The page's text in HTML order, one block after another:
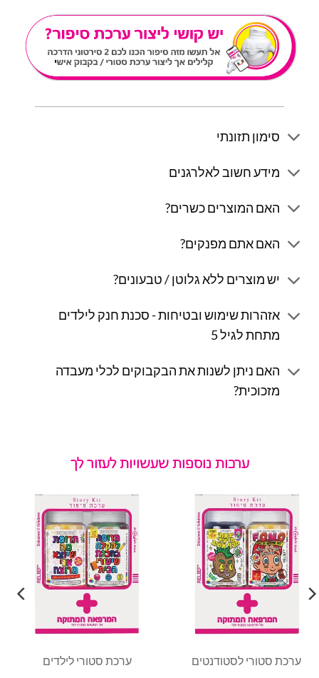
סימון תזונתי
מידע חשוב לאלרגנים
האם המוצרים כשרים?
האם אתם מפנקים?
יש מוצרים ללא גלוטן / טבעונים?
אזהרות שימוש ובטיחות - סכנת חנק לילדים
מתחת לגיל 5
האם ניתן לשנות את הבקבוקים לכלי מעבדה
מזכוכית?
ערכות נוספות שעשויות לעזור לך
ערכת סטורי לסטודנטים ערכת סטורי לילדים